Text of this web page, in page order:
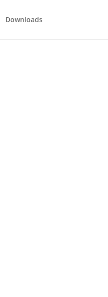
Downloads